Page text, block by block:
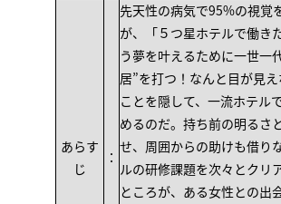
あらす
じ
：
先天性の病気で95%の視覚
が、「５つ星ホテルで働き
う夢を叶えるために一世一
居”を打つ！なんと目が見
ことを隠して、一流ホテル
めるのだ。持ち前の明るさ
せ、周囲からの助けも借り
ルの研修課題を次々とクリ
ところが、ある女性との出